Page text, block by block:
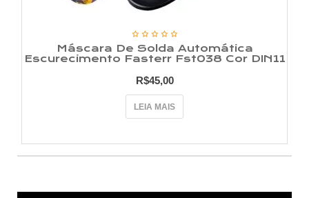
Máscara De Solda Automática
Escurecimento Fasterr Fst038 Cor DIN11
R$45,00
LEIA MAIS